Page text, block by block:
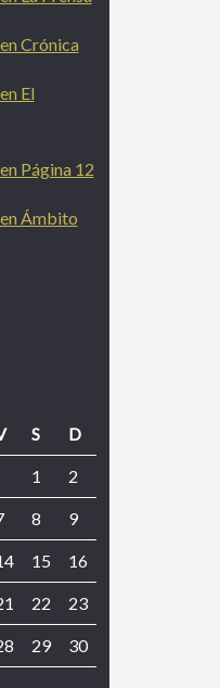
Crónica
El
Página 12
Ámbito
S D
1 2
8 9
15 16
22 23
29 30